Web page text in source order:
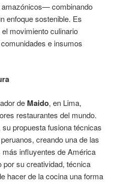
combinando
enfoque sostenible. Es
movimiento culinario
e insumos
de Maido, en Lima,
restaurantes del mundo.
su propuesta fusiona técnicas
creando una de las
influyentes de América
por su creatividad, técnica
hacer de la cocina una forma